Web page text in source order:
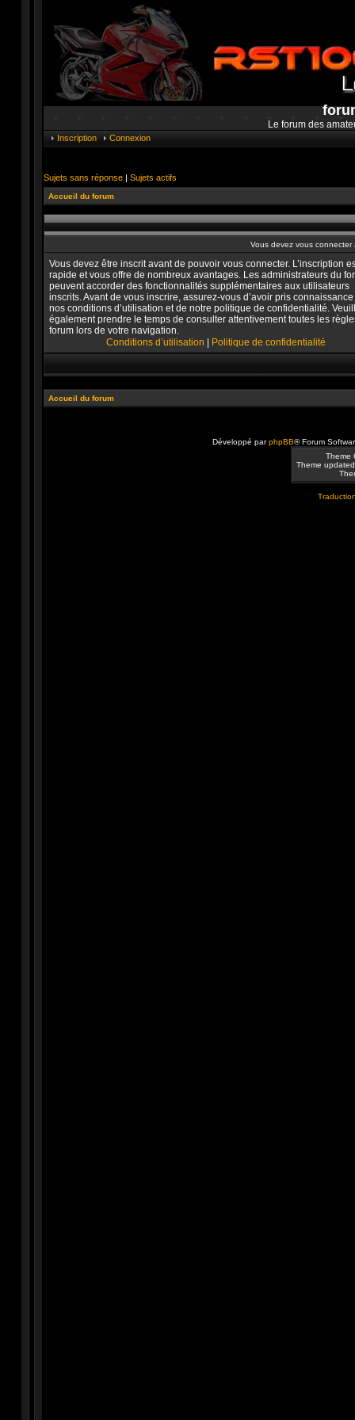
Le forum des
Inscription Connexion
Sujets sans réponse | Sujets actifs
Accueil du forum
Vous devez vous
Vous devez être inscrit avant de pouvoir vous connecter. L’inscription
rapide et vous offre de nombreux avantages. Les administrateurs du
peuvent accorder des fonctionnalités supplémentaires aux utilisateurs
inscrits. Avant de vous inscrire, assurez-vous d’avoir pris
nos conditions d’utilisation et de notre politique de confidentialité.
également prendre le temps de consulter attentivement toutes les
forum lors de votre navigation.
Conditions d’utilisation
Politique de confidentialité
Accueil du forum
Développé parphpBB® Forum
Theme
Theme